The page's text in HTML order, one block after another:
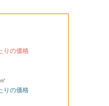
りの価格
りの価格